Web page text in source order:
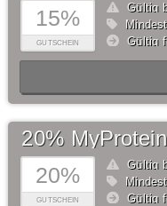
15%
GUTSCHEIN
Gültig
Gültig
20%
GUTSCHEIN
20%
Gültig
Gültig